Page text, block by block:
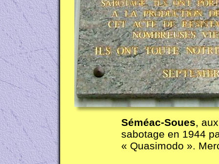
Séméac-Soues,
sabotage en 1944
« Quasimodo ».